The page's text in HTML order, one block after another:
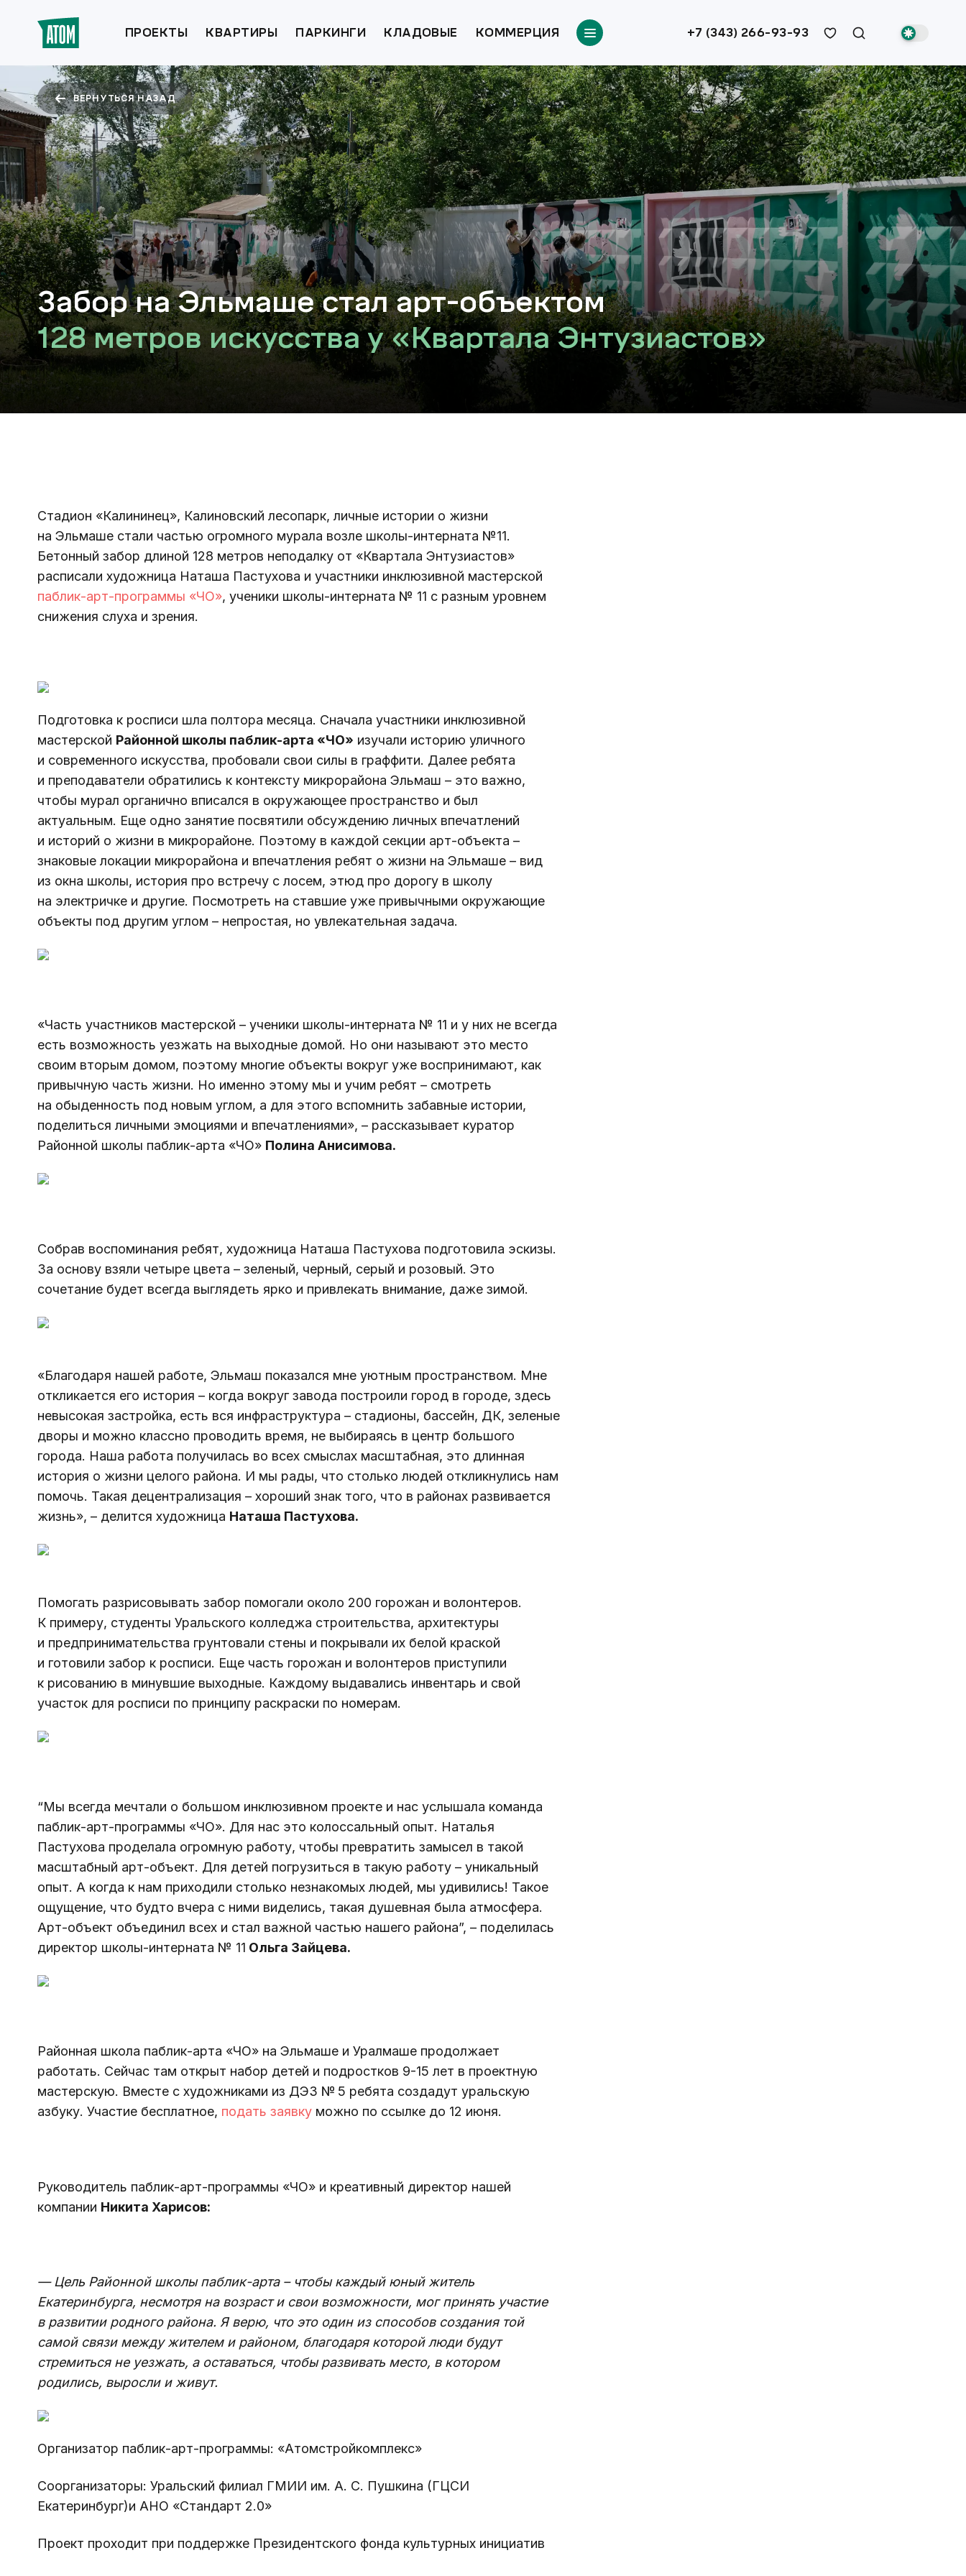
ПРОЕКТЫ КВАРТИРЫ ПАРКИНГИ КЛАДОВЫЕ КОММЕРЦИЯ +7 (343) 266-93-93
ВЕРНУТЬСЯ НАЗАД
Забор на Эльмаше стал арт-объектом
128 метров искусства у «Квартала Энтузиастов»
Стадион «Калининец», Калиновский лесопарк, личные истории о жизни
на Эльмаше стали частью огромного мурала возле школы-интерната №11.
Бетонный забор длиной 128 метров неподалку от «Квартала Энтузиастов»
расписали художница Наташа Пастухова и участники инклюзивной мастерской
паблик-арт-программы «ЧО», ученики школы-интерната № 11 с разным уровнем
снижения слуха и зрения.
Подготовка к росписи шла полтора месяца. Сначала участники инклюзивной
мастерской Районной школы паблик-арта «ЧО» изучали историю уличного
и современного искусства, пробовали свои силы в граффити. Далее ребята
и преподаватели обратились к контексту микрорайона Эльмаш – это важно,
чтобы мурал органично вписался в окружающее пространство и был
актуальным. Еще одно занятие посвятили обсуждению личных впечатлений
и историй о жизни в микрорайоне. Поэтому в каждой секции арт-объекта –
знаковые локации микрорайона и впечатления ребят о жизни на Эльмаше – вид
из окна школы, история про встречу с лосем, этюд про дорогу в школу
на электричке и другие. Посмотреть на ставшие уже привычными окружающие
объекты под другим углом – непростая, но увлекательная задача.
«Часть участников мастерской – ученики школы-интерната № 11 и у них не всегда
есть возможность уезжать на выходные домой. Но они называют это место
своим вторым домом, поэтому многие объекты вокруг уже воспринимают, как
привычную часть жизни. Но именно этому мы и учим ребят – смотреть
на обыденность под новым углом, а для этого вспомнить забавные истории,
поделиться личными эмоциями и впечатлениями», – рассказывает куратор
Районной школы паблик-арта «ЧО» Полина Анисимова.
Собрав воспоминания ребят, художница Наташа Пастухова подготовила эскизы.
За основу взяли четыре цвета – зеленый, черный, серый и розовый. Это
сочетание будет всегда выглядеть ярко и привлекать внимание, даже зимой.
«Благодаря нашей работе, Эльмаш показался мне уютным пространством. Мне
откликается его история – когда вокруг завода построили город в городе, здесь
невысокая застройка, есть вся инфраструктура – стадионы, бассейн, ДК, зеленые
дворы и можно классно проводить время, не выбираясь в центр большого
города. Наша работа получилась во всех смыслах масштабная, это длинная
история о жизни целого района. И мы рады, что столько людей откликнулись нам
помочь. Такая децентрализация – хороший знак того, что в районах развивается
жизнь», – делится художница Наташа Пастухова.
Помогать разрисовывать забор помогали около 200 горожан и волонтеров.
К примеру, студенты Уральского колледжа строительства, архитектуры
и предпринимательства грунтовали стены и покрывали их белой краской
и готовили забор к росписи. Еще часть горожан и волонтеров приступили
к рисованию в минувшие выходные. Каждому выдавались инвентарь и свой
участок для росписи по принципу раскраски по номерам.
“Мы всегда мечтали о большом инклюзивном проекте и нас услышала команда
паблик-арт-программы «ЧО». Для нас это колоссальный опыт. Наталья
Пастухова проделала огромную работу, чтобы превратить замысел в такой
масштабный арт-объект. Для детей погрузиться в такую работу – уникальный
опыт. А когда к нам приходили столько незнакомых людей, мы удивились! Такое
ощущение, что будто вчера с ними виделись, такая душевная была атмосфера.
Арт-объект объединил всех и стал важной частью нашего района”, – поделилась
директор школы-интерната № 11 Ольга Зайцева.
Районная школа паблик-арта «ЧО» на Эльмаше и Уралмаше продолжает
работать. Сейчас там открыт набор детей и подростков 9-15 лет в проектную
мастерскую. Вместе с художниками из ДЭЗ № 5 ребята создадут уральскую
азбуку. Участие бесплатное, подать заявку можно по ссылке до 12 июня.
Руководитель паблик-арт-программы «ЧО» и креативный директор нашей
компании Никита Харисов:
— Цель Районной школы паблик-арта – чтобы каждый юный житель
Екатеринбурга, несмотря на возраст и свои возможности, мог принять участие
в развитии родного района. Я верю, что это один из способов создания той
самой связи между жителем и районом, благодаря которой люди будут
стремиться не уезжать, а оставаться, чтобы развивать место, в котором
родились, выросли и живут.
Организатор паблик-арт-программы: «Атомстройкомплекс»
Соорганизаторы: Уральский филиал ГМИИ им. А. С. Пушкина (ГЦСИ
Екатеринбург)и АНО «Стандарт 2.0»
Проект проходит при поддержке Президентского фонда культурных инициатив